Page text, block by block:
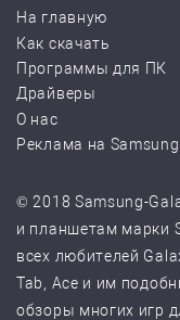
На главную
Как скачать
Программы для ПК
Драйверы
О нас
Реклама на
© 2018 Samsung-
и планшетам марки
всех любителей
Tab, Ace и им
обзоры многих игр